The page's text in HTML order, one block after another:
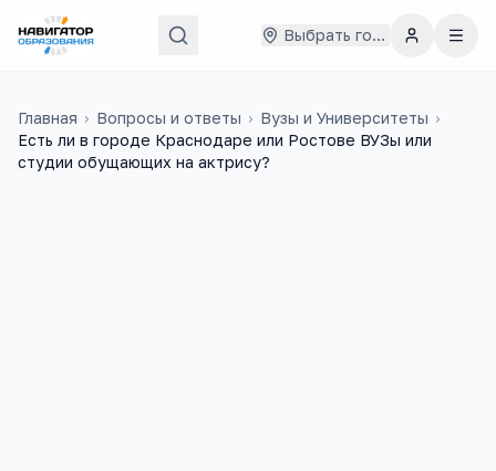
Выбрать город
Главная › Вопросы и ответы › Вузы и Университеты ›
Есть ли в городе Краснодаре или Ростове ВУЗы или
студии обущающих на актрису?